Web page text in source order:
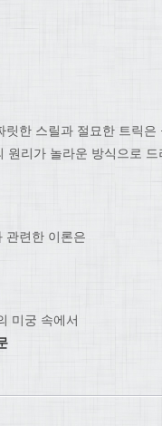
릿한 스릴과 절묘한 트릭은
원리가 놀라운 방식으로 드
관련한 이론은
미궁 속에서